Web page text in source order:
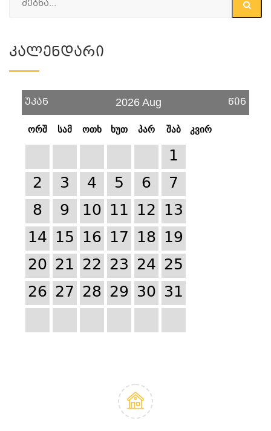
Კალენდარი
უკან 2026 Aug წინ
ორშ სამ ოთხ ხუთ პარ შაბ კვირ
1
2
3 4 5 6
7
8
9 10 11 12 13
14 15 16 17 18 19
20 21 22 23 24 25
26 27 28 29 30 31